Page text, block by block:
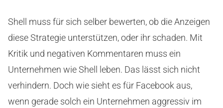
Shell muss für sich selber bewerten, ob die Anzeigen
diese Strategie unterstützen, oder ihr schaden. Mit
Kritik und negativen Kommentaren muss ein
Unternehmen wie Shell leben. Das lässt sich nicht
verhindern. Doch wie sieht es für Facebook aus,
wenn gerade solch ein Unternehmen aggressiv im